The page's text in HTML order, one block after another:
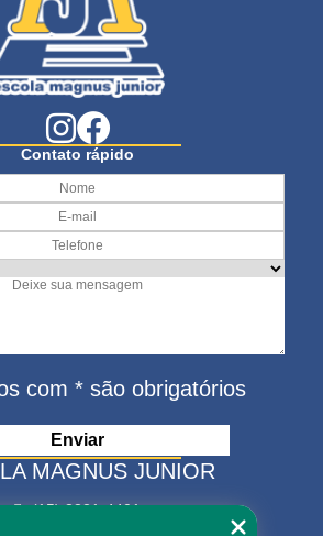
Contato rápido
com * são obrigatórios
MAGNUS JUNIOR
(15) 3321-4401